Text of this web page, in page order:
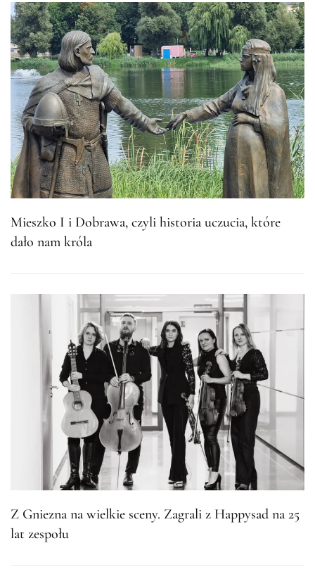
Mieszko I i Dobrawa, czyli historia uczucia, które
dało nam króla
Z Gniezna na wielkie sceny. Zagrali z Happysad na 25
lat zespołu